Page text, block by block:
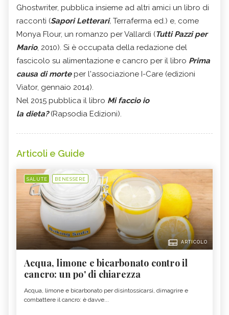
Ghostwriter, pubblica insieme ad altri amici un libro di
racconti (Sapori Letterari, Terraferma ed.) e, come
Monya Flour, un romanzo per Vallardi (Tutti Pazzi per
Mario, 2010). Si è occupata della redazione del
fascicolo su alimentazione e cancro per il libro Prima
causa di morteper l'associazione I-Care (edizioni
Viator, gennaio 2014).
Nel 2015 pubblica il libro Mi faccio io
la dieta?(Rapsodia Edizioni).
Articoli e Guide
SALUTE BENESSERE
ARTICOLO
Acqua, limone e bicarbonato contro il
cancro: un po' di chiarezza
Acqua, limone e bicarbonato per disintossicarsi, dimagrire e
combattere il cancro: è davve...